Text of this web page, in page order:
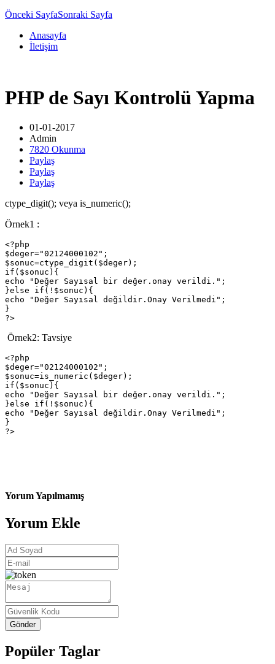
Önceki SayfaSonraki Sayfa
Anasayfa
İletişim
PHP de Sayı Kontrolü Yapma
01-01-2017
Admin
7820 Okunma
Paylaş
Paylaş
Paylaş
ctype_digit(); veya is_numeric();
Örnek1 :
<?php
$deger="02124000102";
$sonuc=ctype_digit($deger);
if($sonuc){
echo "Değer Sayısal bir değer.onay verildi.";
}else if(!$sonuc){
echo "Değer Sayısal değildir.Onay Verilmedi";
}
?>
Örnek2: Tavsiye
<?php
$deger="02124000102";
$sonuc=is_numeric($deger);
if($sonuc){
echo "Değer Sayısal bir değer.onay verildi.";
}else if(!$sonuc){
echo "Değer Sayısal değildir.Onay Verilmedi";
}
?>
Yorum Yapılmamış
Yorum Ekle
Gönder
Popüler Taglar